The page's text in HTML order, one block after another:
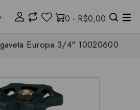
0 - R$0,00
Europa 3/4" 10020600